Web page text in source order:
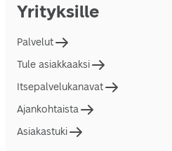
Yrityksille
Palvelut
Tule asiakkaaksi
Itsepalvelukanavat
Ajankohtaista
Asiakastuki